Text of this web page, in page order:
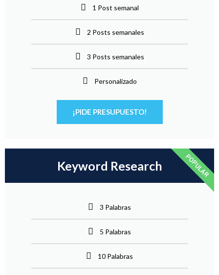
1 Post semanal
2 Posts semanales
3 Posts semanales
Personalizado
¡PIDE PRESUPUESTO!
Keyword Research
3 Palabras
5 Palabras
10 Palabras
POPULAR